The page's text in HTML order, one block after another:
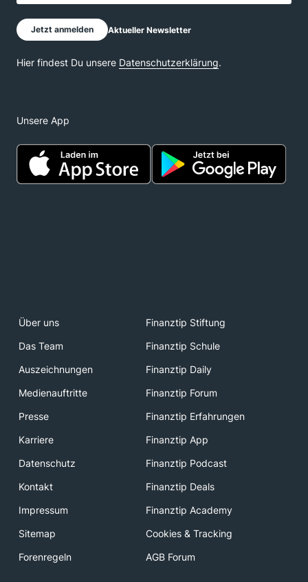
Unsere App
Über uns
Finanztip Stiftung
Das Team
Finanztip Schule
Auszeichnungen
Finanztip Daily
Medienauftritte
Finanztip Forum
Presse
Finanztip Erfahrungen
Karriere
Finanztip App
Datenschutz
Finanztip Podcast
Kontakt
Finanztip Deals
Impressum
Finanztip Academy
Sitemap
Cookies & Tracking
Forenregeln
AGB Forum